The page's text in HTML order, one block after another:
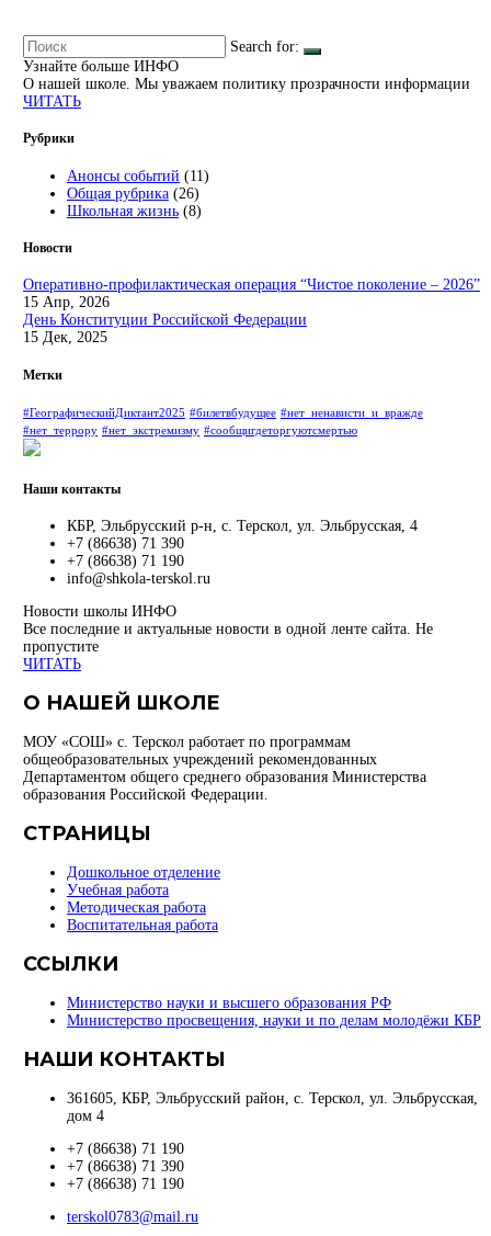
Search for:
Узнайте больше ИНФО
О нашей школе. Мы уважаем политику прозрачности информации
ЧИТАТЬ
Рубрики
Анонсы событий (11)
Общая рубрика(26)
Школьная жизнь(8)
Новости
Оперативно-профилактическая операция “Чистое поколение – 2026”
15 Апр, 2026
День Конституции Российской Федерации
15 Дек, 2025
Метки
#ГеографическийДиктант2025 #билетвбудущее #нет_ненависти_и_вражде
#нет_террору #нет_экстремизму #сообщигдеторгуютсмертью
Наши контакты
КБР, Эльбрусский р-н, с. Терскол, ул. Эльбрусская, 4
+7 (86638) 71 390
+7 (86638) 71 190
info@shkola-terskol.ru
Новости школы ИНФО
Все последние и актуальные новости в одной ленте сайта. Не
пропустите
ЧИТАТЬ
О НАШЕЙ ШКОЛЕ
МОУ «СОШ» с. Терскол работает по программам
общеобразовательных учреждений рекомендованных
Департаментом общего среднего образования Министерства
образования Российской Федерации.
СТРАНИЦЫ
Дошкольное отделение
Учебная работа
Методическая работа
Воспитательная работа
ССЫЛКИ
Министерство науки и высшего образования РФ
Министерство просвещения, науки и по делам молодёжи КБР
НАШИ КОНТАКТЫ
361605, КБР, Эльбрусский район, с. Терскол, ул. Эльбрусская,
дом 4
+7 (86638) 71 190
+7 (86638) 71 390
+7 (86638) 71 190
terskol0783@mail.ru